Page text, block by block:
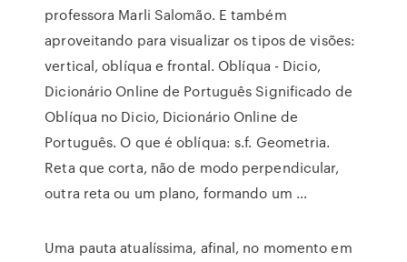
professora Marli Salomão. E também
aproveitando para visualizar os tipos de visões:
vertical, oblíqua e frontal. Oblíqua - Dicio,
Dicionário Online de Português Significado de
Oblíqua no Dicio, Dicionário Online de
Português. O que é oblíqua: s.f. Geometria.
Reta que corta, não de modo perpendicular,
outra reta ou um plano, formando um …
Uma pauta atualíssima, afinal, no momento em